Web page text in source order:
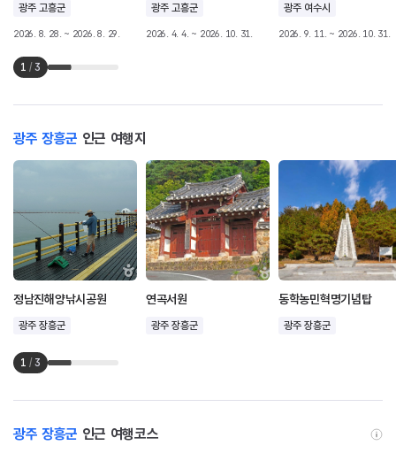
광주 고흥군
2026. 8. 28. ~ 2026. 8. 29.
광주 고흥군
2026. 4. 4. ~ 2026. 10. 31.
광주 여수시
2026. 9. 11. ~ 2026. 10. 31.
1 / 3
광주 장흥군 인근 여행지
정남진해양낚시공원
광주 장흥군
연곡서원
광주 장흥군
동학농민혁명기념탑
광주 장흥군
1 / 3
광주 장흥군 인근 여행코스